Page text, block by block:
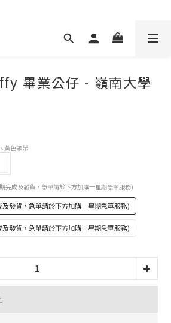
畢業公仔 - 嶺南大學
黃色領帶
完成及發貨，急單請於下方加購一星期急單服務)
發貨，急單請於下方加購一星期急單服務)
發貨，急單請於下方加購一星期急單服務)